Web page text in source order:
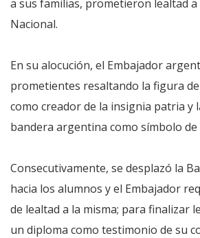
a sus familias, prometieron lealtad a
Nacional.
En su alocución, el Embajador
prometientes resaltando la figura
como creador de la insignia patria y
bandera argentina como símbolo
Consecutivamente, se desplazó la
hacia los alumnos y el Embajador
de lealtad a la misma; para finalizar
un diploma como testimonio de su